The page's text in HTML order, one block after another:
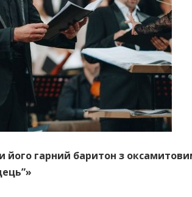
гарний баритон з